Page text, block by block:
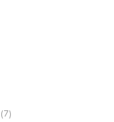
(7)